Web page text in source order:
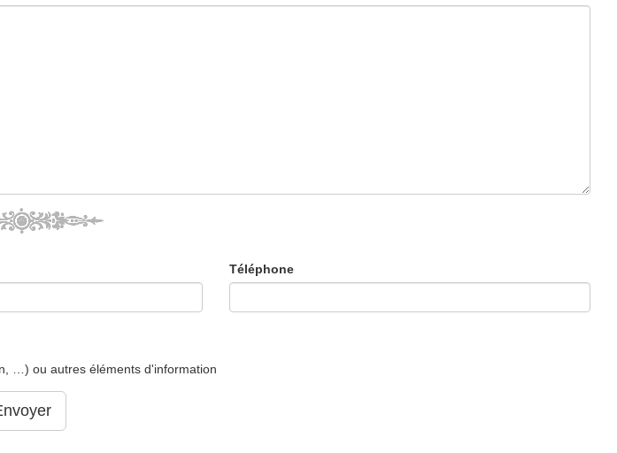
Téléphone
…) ou autres éléments d'information